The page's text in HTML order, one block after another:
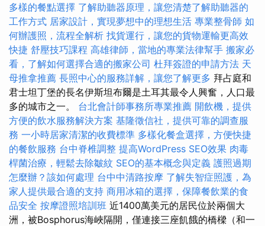
多樣的餐點選擇 了解助聽器原理，讓您清楚了解助聽器的
工作方式 居家設計，實現夢想中的理想生活 專業整骨師 如
何辦護照，流程全解析 找貨運行，讓您的貨物運輸更高效
快捷 舒壓技巧課程 高雄律師，當地的專業法律幫手 搬家必
看，了解如何選擇合適的搬家公司 杜拜簽證的申請方法 天
母推拿推薦 長照中心的服務詳解，讓您了解更多 拜占庭和
君士坦丁堡的長名伊斯坦布爾是土耳其最令人興奮，人口最
多的城市之一。 台北會計師事務所專業推薦 開飲機，提供
方便的飲水服務解決方案 基隆徵信社，提供可靠的調查服
務 一小時居家清潔的收費標準 多樣化餐盒選擇，方便快捷
的餐飲服務 台中脊椎調整 提高WordPress SEO效果 肉毒
桿菌治療，輕鬆去除皺紋 SEO的基本概念與定義 護照過期
怎麼辦？該如何處理 台中中清路按摩 了解失智症照護，為
家人提供最合適的支持 商用冰箱的選擇，保障餐飲業的食
品安全 按摩證照培訓班 近1400萬美元的居民位於兩個大
洲，被Bosphorus海峽隔開，僅連接三座飢餓的橋樑（和一